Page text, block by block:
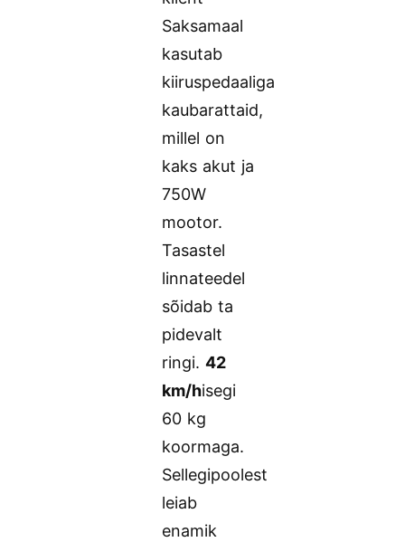
Saksamaal
kasutab
kiiruspedaaliga
kaubarattaid,
millel on
kaks akut ja
750W
mootor.
Tasastel
linnateedel
sõidab ta
pidevalt
ringi.42
km/hisegi
60 kg
koormaga.
Sellegipoolest
leiab
enamik